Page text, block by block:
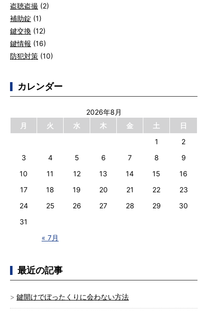
盗聴盗撮 (2)
補助錠 (1)
鍵交換 (12)
鍵情報 (16)
防犯対策 (10)
カレンダー
2026年8月
月
火 水 木 金 土 日
« 7月
1
2
3
4 5 6 7 8
9
10
11 12 13 14 15
16
17
18 19 20 21 22
23
24
25 26 27 28 29
30
31
最近の記事
鍵開けでぼったくりに会わない方法